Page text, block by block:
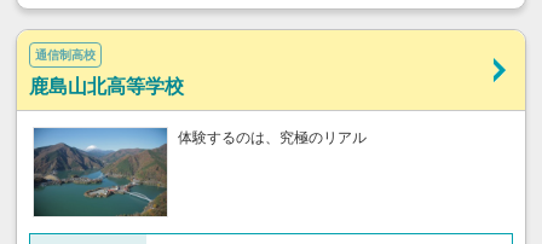
通信制高校
鹿島山北高等学校
体験するのは、究極のリアル